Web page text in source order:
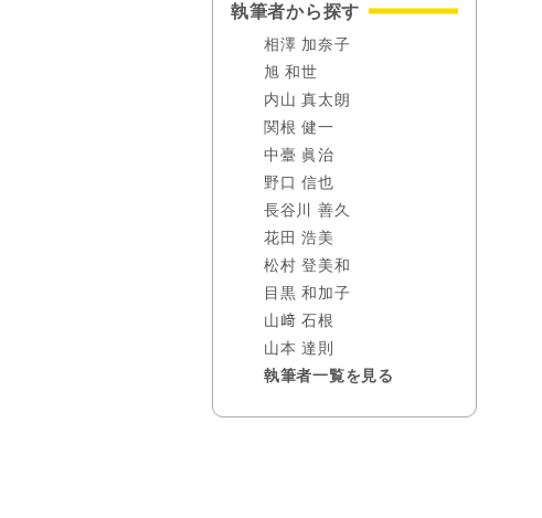
執筆者から探す
相澤 加奈子
旭 和世
内山 真太朗
関根 健一
中臺 眞治
野口 信也
長谷川 善久
花田 浩美
松村 登美和
目黒 和加子
山﨑 石根
山本 達則
執筆者一覧を見る